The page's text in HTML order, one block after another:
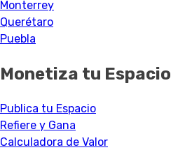
Monterrey
Querétaro
Puebla
Monetiza tu Espacio
Publica tu Espacio
Refiere y Gana
Calculadora de Valor